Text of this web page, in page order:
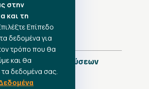
2026
Δημοσιεύσεων
στην
και τη
Επίπεδο
δεδομένα για
τρόπο που θα
και θα
τα δεδομένα σας.